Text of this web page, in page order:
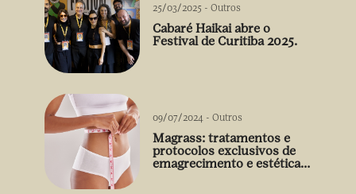
25/03/2025 - Outros
Cabaré Haikai abre o
Festival de Curitiba 2025.
09/07/2024 - Outros
Magrass: tratamentos e
protocolos exclusivos de
emagrecimento e estética